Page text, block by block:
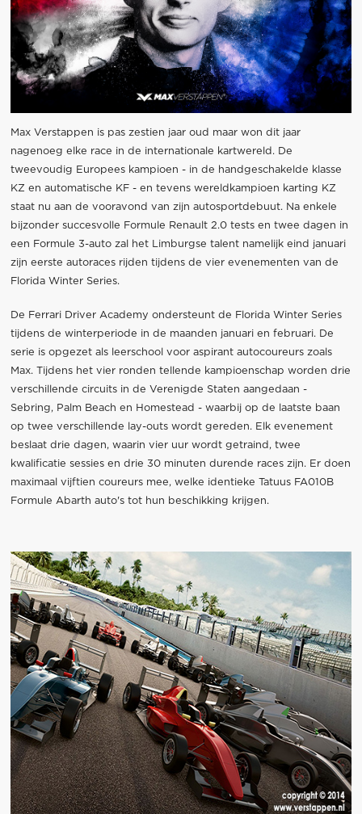
Max Verstappen is pas zestien jaar oud maar won dit jaar
nagenoeg elke race in de internationale kartwereld. De
tweevoudig Europees kampioen - in de handgeschakelde klasse
KZ en automatische KF - en tevens wereldkampioen karting KZ
staat nu aan de vooravond van zijn autosportdebuut. Na enkele
bijzonder succesvolle Formule Renault 2.0 tests en twee dagen in
een Formule 3-auto zal het Limburgse talent namelijk eind januari
zijn eerste autoraces rijden tijdens de vier evenementen van de
Florida Winter Series.
De Ferrari Driver Academy ondersteunt de Florida Winter Series
tijdens de winterperiode in de maanden januari en februari. De
serie is opgezet als leerschool voor aspirant autocoureurs zoals
Max. Tijdens het vier ronden tellende kampioenschap worden drie
verschillende circuits in de Verenigde Staten aangedaan -
Sebring, Palm Beach en Homestead - waarbij op de laatste baan
op twee verschillende lay-outs wordt gereden. Elk evenement
beslaat drie dagen, waarin vier uur wordt getraind, twee
kwalificatie sessies en drie 30 minuten durende races zijn. Er doen
maximaal vijftien coureurs mee, welke identieke Tatuus FA010B
Formule Abarth auto's tot hun beschikking krijgen.